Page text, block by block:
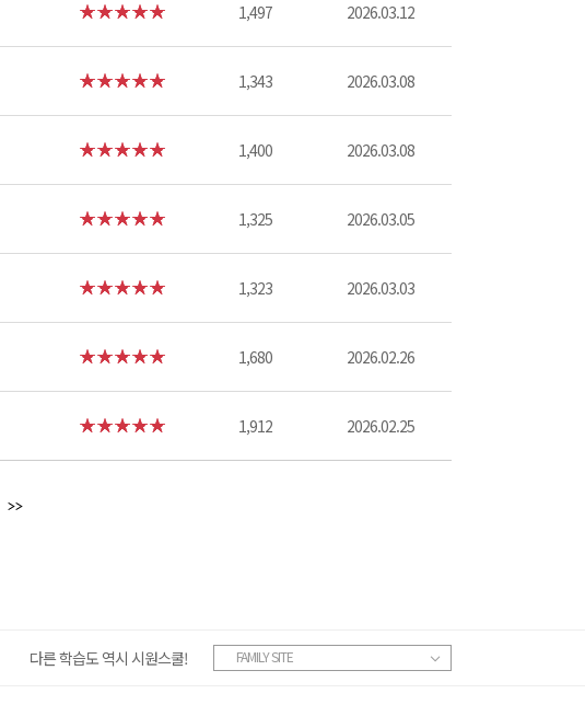
1,497 2026.03.12
1,343 2026.03.08
1,400 2026.03.08
1,325 2026.03.05
1,323 2026.03.03
1,680 2026.02.26
1,912 2026.02.25
다른 학습도 역시 시원스쿨! FAMILY SITE